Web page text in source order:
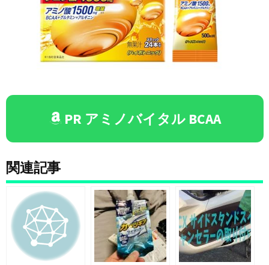
PR アミノバイタル BCAA
関連記事